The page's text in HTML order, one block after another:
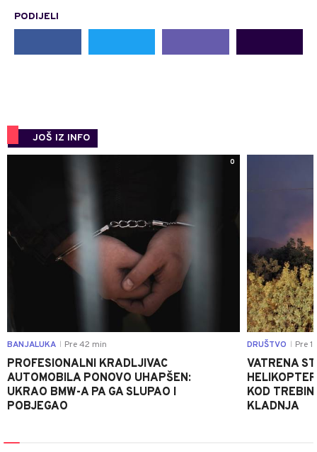
PODIJELI
JOŠ IZ INFO
0
BANJALUKA Pre 42 min
PROFESIONALNI KRADLJIVAC
AUTOMOBILA PONOVO UHAPŠEN:
UKRAO BMW-A PA GA SLUPAO I
POBJEGAO
DRUŠTVO Pre 1
VATRENA
KOD
KLADNJA